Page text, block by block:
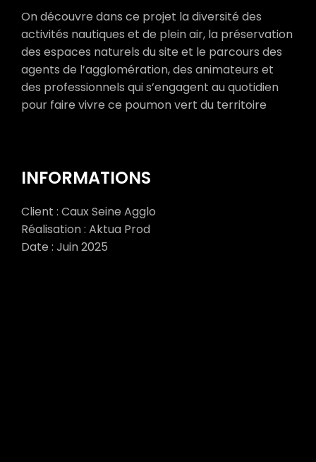
On découvre dans ce projet la diversité des
activités nautiques et de plein air, la préservation
des espaces naturels du site et le parcours des
agents de l’agglomération, des animateurs et
des professionnels qui s’engagent au quotidien
pour faire vivre ce poumon vert du territoire
INFORMATIONS
Client : Caux Seine Agglo
Réalisation : Aktua Prod
Date : Juin 2025